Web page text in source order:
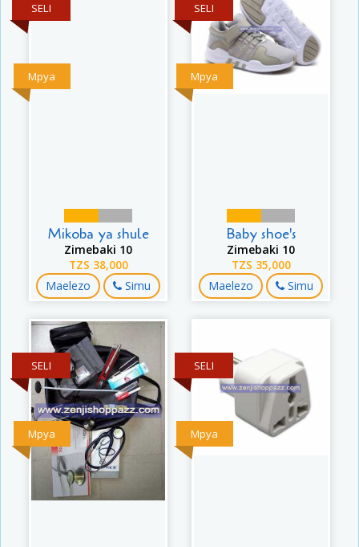
Mpya
SELI
Mikoba ya shule
Zimebaki 10
TZS 38,000
Maelezo Simu
Mpya
SELI
Baby shoe's
Zimebaki 10
TZS 35,000
Maelezo Simu
Mpya
SELI
Mpya
SELI